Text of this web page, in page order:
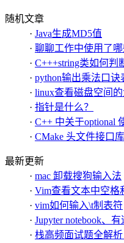
随机文章
· Java生成MD5值
· 聊聊工作中使用了
· C+++string类如何判
· python输出乘法口诀
· linux查看磁盘空间
· 指针是什么？
· C++ 中关于optional
· CMake 头文件接口
最新更新
· mac 卸载搜狗输入法
· Vim查看文本中空格
· vim如何输入\t制表符
· Jupyter notebook、
· 栈高频面试题全解